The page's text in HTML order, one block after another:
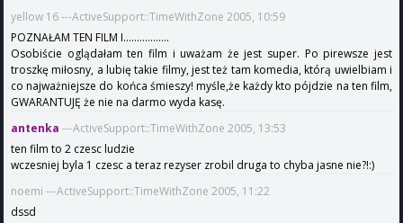
yellow 16 ---ActiveSupport::TimeWithZone 2005, 10:59
POZNAŁAM TEN FILM I.................
Osobiście oglądałam ten film i uważam że jest super. Po pirewsze jest
troszkę miłosny, a lubię takie filmy, jest też tam komedia, którą uwielbiam i
co najważniejsze do końca śmieszy! myśle,że każdy kto pójdzie na ten film,
GWARANTUJĘ że nie na darmo wyda kasę.
antenka ---ActiveSupport::TimeWithZone 2005, 13:53
ten film to 2 czesc ludzie
wczesniej byla 1 czesc a teraz rezyser zrobil druga to chyba jasne nie?!:)
noemi ---ActiveSupport::TimeWithZone 2005, 11:22
dssd